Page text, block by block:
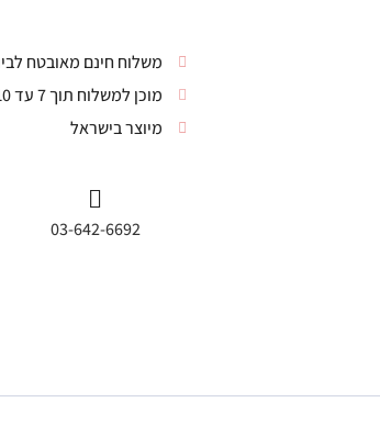
משלוח חינם מאובטח
מוכן למשלוח תוך 7 עד 10 ימי עסקים
מיוצר בישראל
03-642-6692